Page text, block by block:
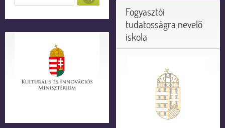
Fogyasztói
tudatosságra nevelő
iskola